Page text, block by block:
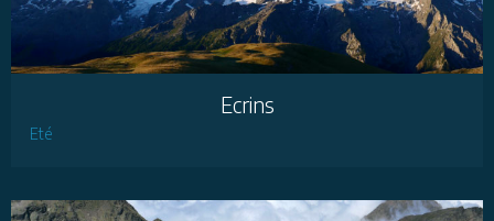
Ecrins
Eté